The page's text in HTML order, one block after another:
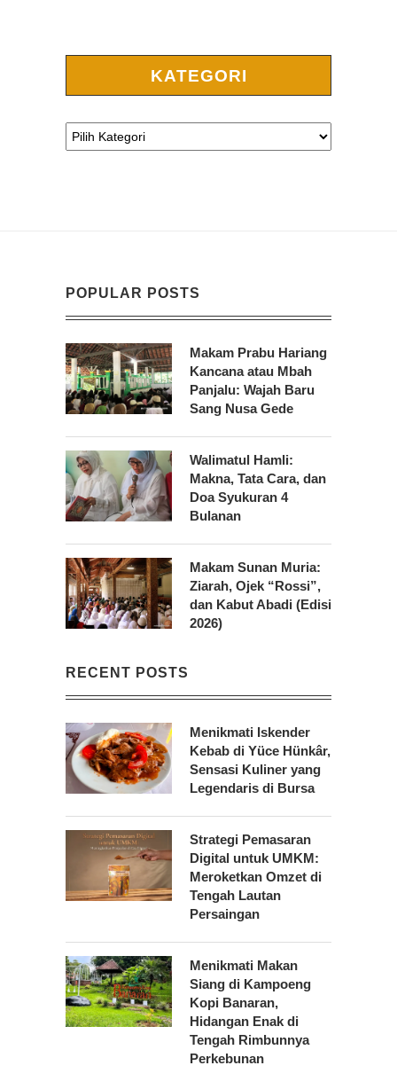
KATEGORI
POPULAR POSTS
Makam Prabu Hariang
Kancana atau Mbah
Panjalu: Wajah Baru
Sang Nusa Gede
Walimatul Hamli:
Makna, Tata Cara, dan
Doa Syukuran 4
Bulanan
Makam Sunan Muria:
Ziarah, Ojek “Rossi”,
dan Kabut Abadi (Edisi
2026)
RECENT POSTS
Menikmati Iskender
Kebab di Yüce Hünkâr,
Sensasi Kuliner yang
Legendaris di Bursa
Strategi Pemasaran
Digital untuk UMKM:
Meroketkan Omzet di
Tengah Lautan
Persaingan
Menikmati Makan
Siang di Kampoeng
Kopi Banaran,
Hidangan Enak di
Tengah Rimbunnya
Perkebunan